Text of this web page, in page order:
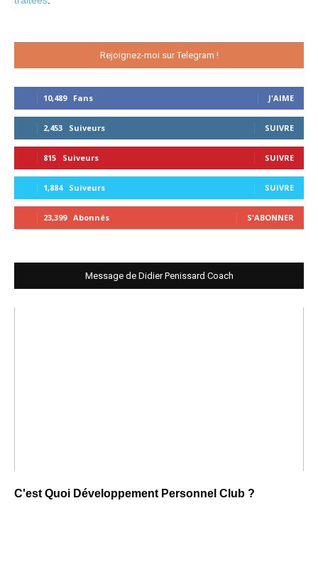
Rejoignez-moi sur Telegram !
10,489 Fans J'AIME
2,453 Suiveurs SUIVRE
815 Suiveurs SUIVRE
1,884 Suiveurs SUIVRE
23,399 Abonnés S'ABONNER
Message de Didier Penissard Coach
C'est Quoi Développement Personnel Club ?